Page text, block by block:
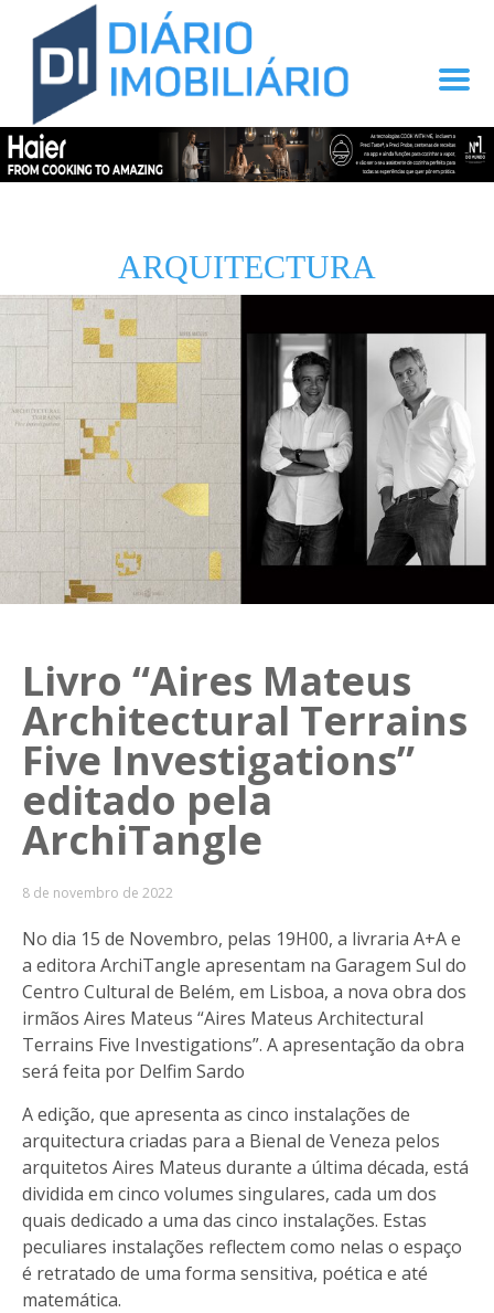
ARQUITECTURA
Livro “Aires Mateus
Architectural Terrains
Five Investigations”
editado pela
ArchiTangle
8 de novembro de 2022
No dia 15 de Novembro, pelas 19H00, a livraria A+A e
a editora ArchiTangle apresentam na Garagem Sul do
Centro Cultural de Belém, em Lisboa, a nova obra dos
irmãos Aires Mateus “Aires Mateus Architectural
Terrains Five Investigations”. A apresentação da obra
será feita por Delfim Sardo
A edição, que apresenta as cinco instalações de
arquitectura criadas para a Bienal de Veneza pelos
arquitetos Aires Mateus durante a última década, está
dividida em cinco volumes singulares, cada um dos
quais dedicado a uma das cinco instalações. Estas
peculiares instalações reflectem como nelas o espaço
é retratado de uma forma sensitiva, poética e até
matemática.